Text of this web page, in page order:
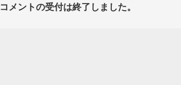
コメントの受付は終了しました。